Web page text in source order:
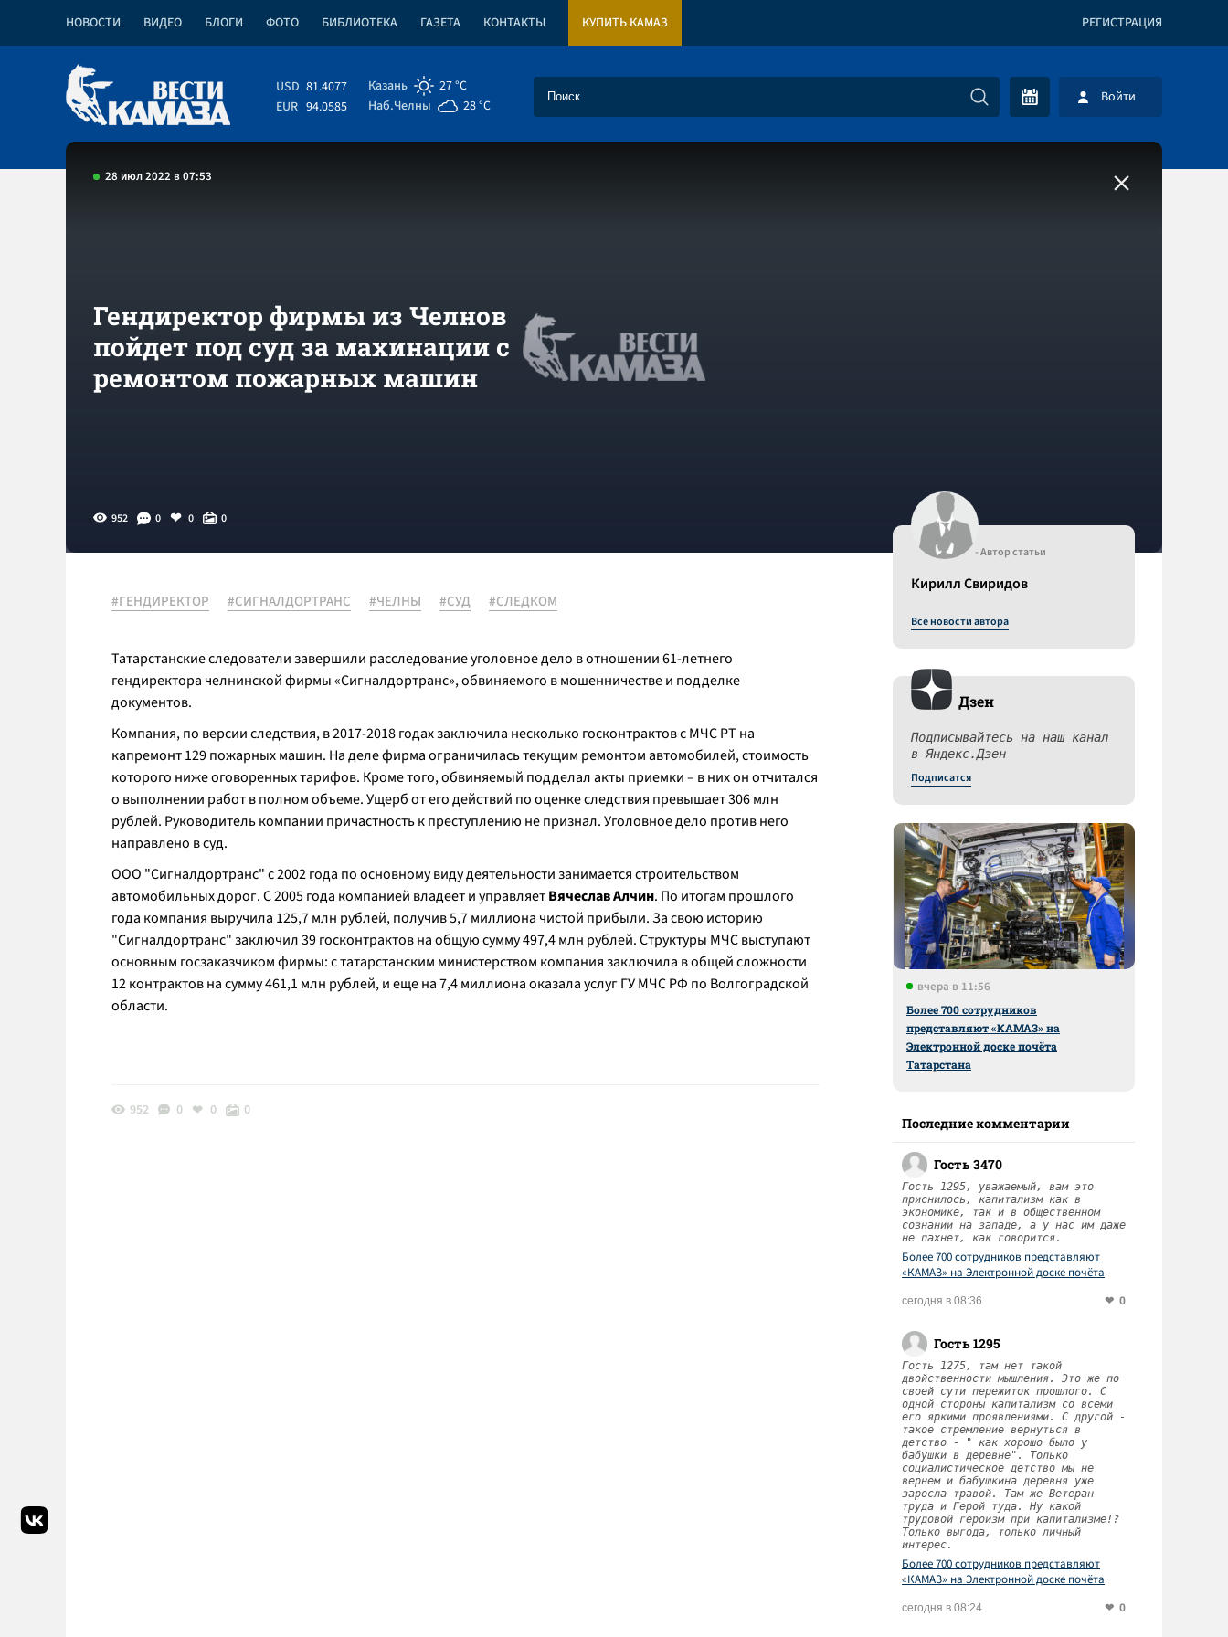
НОВОСТИ ВИДЕО БЛОГИ ФОТО БИБЛИОТЕКА ГАЗЕТА КОНТАКТЫ КУПИТЬ КАМАЗ РЕГИСТРАЦИЯ
USD 81.4077
EUR 94.0585
Казань
27 °C
Наб.Челны
28 °C Войти
28 июл 2022 в 07:53
Гендиректор фирмы из Челнов
пойдет под суд за махинации с
ремонтом пожарных машин
952 0 0 0
#ГЕНДИРЕКТОР #СИГНАЛДОРТРАНС #ЧЕЛНЫ #СУД #СЛЕДКОМ
Татарстанские следователи завершили расследование уголовное дело в отношении 61-летнего
гендиректора челнинской фирмы «Сигналдортранс», обвиняемого в мошенничестве и подделке
документов.
Компания, по версии следствия, в 2017-2018 годах заключила несколько госконтрактов с МЧС РТ на
капремонт 129 пожарных машин. На деле фирма ограничилась текущим ремонтом автомобилей, стоимость
которого ниже оговоренных тарифов. Кроме того, обвиняемый подделал акты приемки – в них он отчитался
о выполнении работ в полном объеме. Ущерб от его действий по оценке следствия превышает 306 млн
рублей. Руководитель компании причастность к преступлению не признал. Уголовное дело против него
направлено в суд.
ООО "Сигналдортранс" с 2002 года по основному виду деятельности занимается строительством
автомобильных дорог. С 2005 года компанией владеет и управляетВячеслав Алчин. По итогам прошлого
года компания выручила 125,7 млн рублей, получив 5,7 миллиона чистой прибыли. За свою историю
"Сигналдортранс" заключил 39 госконтрактов на общую сумму 497,4 млн рублей. Структуры МЧС выступают
основным госзаказчиком фирмы: с татарстанским министерством компания заключила в общей сложности
12 контрактов на сумму 461,1 млн рублей, и еще на 7,4 миллиона оказала услуг ГУ МЧС РФ по Волгоградской
области.
952 0 0 0
- Автор статьи
Кирилл Свиридов
Все новости автора
Дзен
Подписывайтесь на наш канал
в Яндекс.Дзен
Подписатся
вчера в 11:56
Более 700 сотрудников
представляют «КАМАЗ» на
Электронной доске почёта
Татарстана
Последние комментарии
Гость 3470
Гость 1295, уважаемый, вам это
приснилось, капитализм как в
экономике, так и в общественном
сознании на западе, а у нас им даже
не пахнет, как говорится.
Более 700 сотрудников представляют
«КАМАЗ» на Электронной доске почёта
сегодня в 08:36 0
Гость 1295
Гость 1275, там нет такой
двойственности мышления. Это же по
своей сути пережиток прошлого. С
одной стороны капитализм со всеми
его яркими проявлениями. С другой -
такое стремление вернуться в
детство - " как хорошо было у
бабушки в деревне". Только
социалистическое детство мы не
вернем и бабушкина деревня уже
заросла травой. Там же Ветеран
труда и Герой туда. Ну какой
трудовой героизм при капитализме!?
Только выгода, только личный
интерес.
Более 700 сотрудников представляют
«КАМАЗ» на Электронной доске почёта
сегодня в 08:24 0